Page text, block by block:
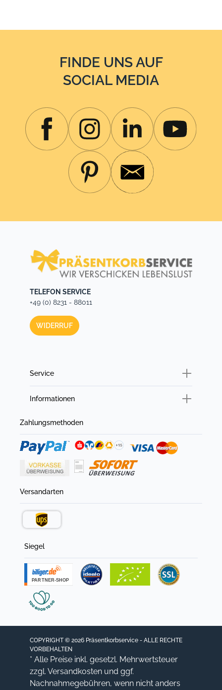
FINDE UNS AUF
SOCIAL MEDIA
TELEFON SERVICE
+49 (0) 8231 - 88011
WIDERRUF
Service
Informationen
Zahlungsmethoden
Versandarten
Siegel
COPYRIGHT © 2026 Präsentkorbservice - ALLE RECHTE
VORBEHALTEN
* Alle Preise inkl. gesetzl. Mehrwertsteuer
zzgl. Versandkosten und ggf.
Nachnahmegebühren, wenn nicht anders